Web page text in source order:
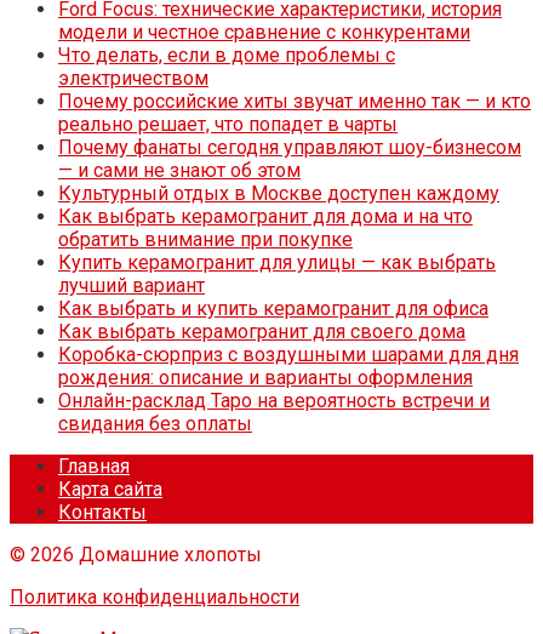
Ford Focus: технические характеристики, история
модели и честное сравнение с конкурентами
Что делать, если в доме проблемы с
электричеством
Почему российские хиты звучат именно так — и кто
реально решает, что попадет в чарты
Почему фанаты сегодня управляют шоу-бизнесом
— и сами не знают об этом
Культурный отдых в Москве доступен каждому
Как выбрать керамогранит для дома и на что
обратить внимание при покупке
Купить керамогранит для улицы — как выбрать
лучший вариант
Как выбрать и купить керамогранит для офиса
Как выбрать керамогранит для своего дома
Коробка-сюрприз с воздушными шарами для дня
рождения: описание и варианты оформления
Онлайн-расклад Таро на вероятность встречи и
свидания без оплаты
Главная
Карта сайта
Контакты
© 2026 Домашние хлопоты
Политика конфиденциальности